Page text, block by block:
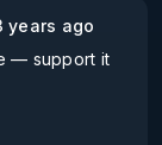
years ago
— support it